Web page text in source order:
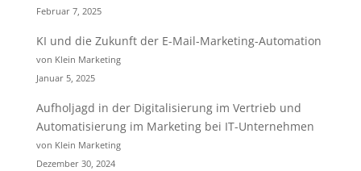
Februar 7, 2025
KI und die Zukunft der E-Mail-Marketing-Automation
von Klein Marketing
Januar 5, 2025
Aufholjagd in der Digitalisierung im Vertrieb und
Automatisierung im Marketing bei IT-Unternehmen
von Klein Marketing
Dezember 30, 2024